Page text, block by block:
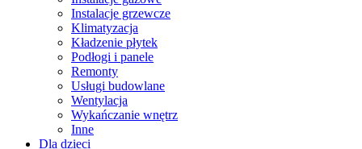
Instalacje grzewcze
Klimatyzacja
Kładzenie płytek
Podłogi i panele
Remonty
Usługi budowlane
Wentylacja
Wykańczanie wnętrz
Inne
Dla dzieci